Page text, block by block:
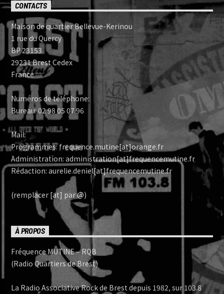
CONTACTS
Maison de quartier Bellevue-Kerinou
1 rue du Quercy
BP 23153
29231 Brest Cedex
France
Numéros de téléphone:
Bureau: 02 98 05 07 96
Mail:
Programmes: frequence.mutine[at]orange.fr
Administration: administration[at]frequencemutine.fr
Rédaction: aurelie.deniel[at]frequencemutine.fr
(remplacer [at] par @)
À PROPOS
Fréquence MUTINE – RQB
(Radio Quartiers de Brest)
La Radio Associative Rock de Brest depuis 1982, sur 103.8